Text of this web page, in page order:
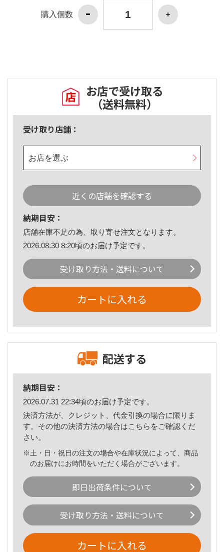
購入個数
お店で受け取る
（送料無料）
受け取り店舗：
お店を選ぶ
近くの店舗を確認する
納期目安：
店舗在庫不足の為、取り寄せ注文となります。
2026.08.30 8:20頃のお届け予定です。
受け取り方法・送料について
カートに入れる
配送する
納期目安：
2026.07.31 22:34頃のお届け予定です。
決済方法が、クレジット、代金引換の場合に限りま
す。その他の決済方法の場合はこちら をご確認くだ
さい。
※土・日・祝日の注文の場合や在庫状況によって、商品
のお届けにお時間をいただく場合がございます。
即日出荷条件について
受け取り方法・送料について
カートに入れる